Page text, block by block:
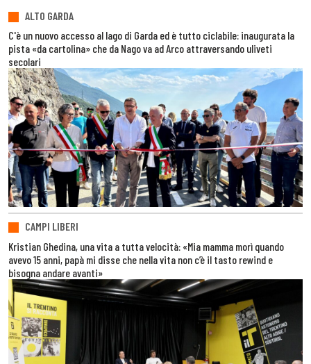
ALTO GARDA
C'è un nuovo accesso al lago di Garda ed è tutto ciclabile: inaugurata la
pista «da cartolina» che da Nago va ad Arco attraversando uliveti
secolari
CAMPI LIBERI
Kristian Ghedina, una vita a tutta velocità: «Mia mamma morì quando
avevo 15 anni, papà mi disse che nella vita non c’è il tasto rewind e
bisogna andare avanti»